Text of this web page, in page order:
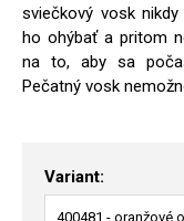
sviečkový vosk
ho ohýbať a pritom
na to, aby sa
Pečatný vosk
Variant: